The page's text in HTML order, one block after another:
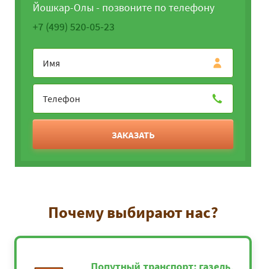
Йошкар-Олы - позвоните по телефону
+7 (499) 520-05-23
ЗАКАЗАТЬ
Почему выбирают нас?